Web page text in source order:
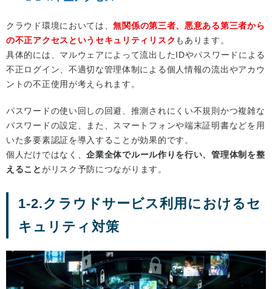
クラウド環境においては、無関係の第三者、悪意ある第三者から
の不正アクセスというセキュリティリスク もあります。
具体的には、マルウェアによって流出したIDやパスワードによる
不正ログイン、不適切な管理体制による個人情報の流出やアカウ
ントの不正使用が考えられます。
パスワードの使い回しの回避、推測されにくい不規則かつ複雑な
パスワードの設定、また、スマートフォンや端末証明書などを用
いた多要素認証を導入することが効果的です。
個人だけではなく、企業全体でルール作りを行い、管理体制を整
えることがリスク予防につながります。
1-2.クラウドサービス利用におけるセ
キュリティ対策